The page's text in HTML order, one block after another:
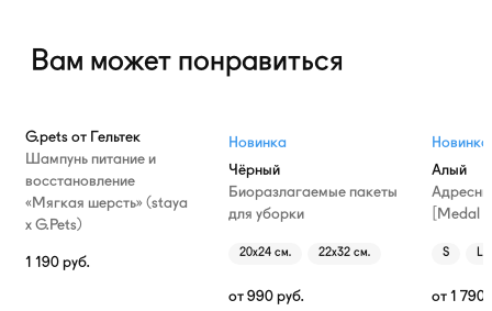
Вам может понравиться
G.pets от Гельтек
Шампунь питание и
восстановление
«Мягкая шерсть» (staya
х G.Pets)
1 190 руб.
Новинка
Чёрный
Биоразлагаемые пакеты
для уборки
20х24 см. 22х32 см.
от 990 руб.
Новинка
Алый
[Medal
S L
от 1 790